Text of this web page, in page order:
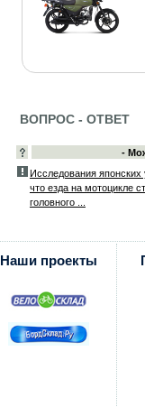
ВОПРОС - ОТВЕТ
-
Исследования японских
что езда на мотоцикле
головного ...
Наши проекты